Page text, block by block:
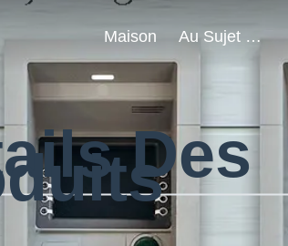
Maison Au Sujet De Nous
Des